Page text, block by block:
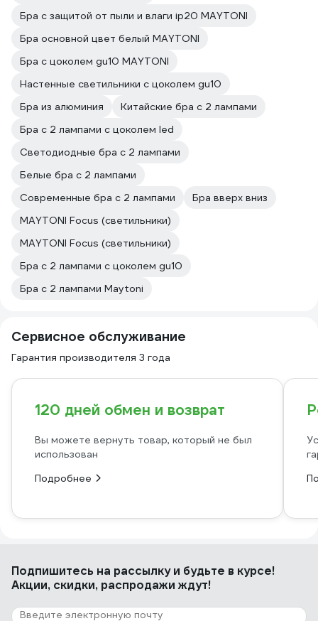
Бра с защитой от пыли и влаги ip20 MAYTONI
Бра основной цвет белый MAYTONI
Бра с цоколем gu10 MAYTONI
Настенные светильники с цоколем gu10
Бра из алюминия
Китайские бра с 2 лампами
Бра с 2 лампами с цоколем led
Светодиодные бра с 2 лампами
Белые бра с 2 лампами
Современные бра с 2 лампами
Бра вверх вниз
MAYTONI Focus (светильники)
MAYTONI Focus (светильники)
Бра с 2 лампами с цоколем gu10
Бра с 2 лампами Maytoni
Сервисное обслуживание
Гарантия производителя 3 года
120 дней обмен и возврат
Вы можете вернуть товар, который не был
использован
Подробнее
Подпишитесь на рассылкуи будьте в курсе!
Акции, скидки, распродажи ждут!